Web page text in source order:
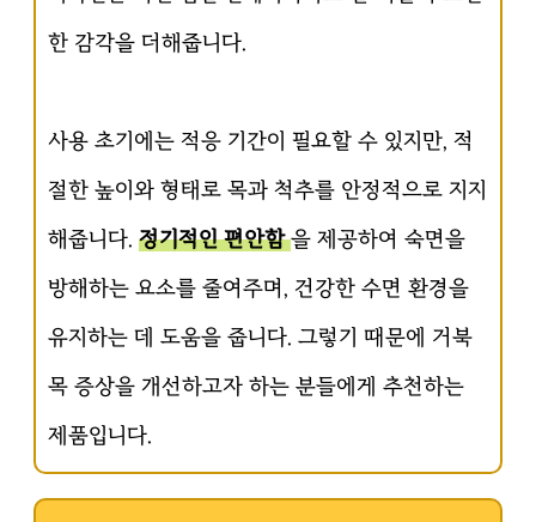
한 감각을 더해줍니다.
사용 초기에는 적응 기간이 필요할 수 있지만, 적
절한 높이와 형태로 목과 척추를 안정적으로 지지
해줍니다. 정기적인 편안함을 제공하여 숙면을
방해하는 요소를 줄여주며, 건강한 수면 환경을
유지하는 데 도움을 줍니다. 그렇기 때문에 거북
목 증상을 개선하고자 하는 분들에게 추천하는
제품입니다.